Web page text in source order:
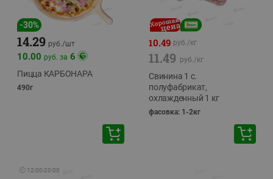
-30%
14.29 руб./шт
10.00 руб. за 6
Пицца КАРБОНАРА
490г
10.49 руб./кг
11.49 руб./кг
Свинина 1 с.
полуфабрикат,
охлажденный 1 кг
фасовка: 1-2кг
🕘 12:00-20:00